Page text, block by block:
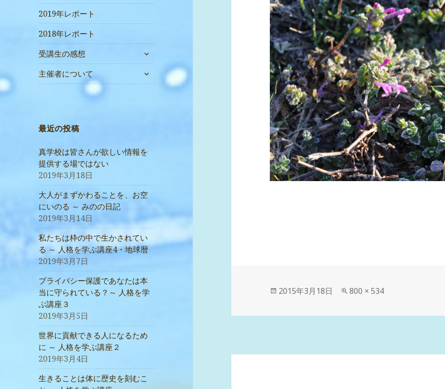
2019年レポート
2018年レポート
受講生の感想
サ
ブ
メ
ニ
主催者について
サ
ブ
展
最近の投稿
真学校は皆さんが欲しい情報を
提供する場ではない
2019年3月18日
大人がまずかわることを、お空
にいのる ～ みのの日記
2019年3月14日
私たちは枠の中で生かされてい
る ～ 人格を学ぶ講座4・地球暦
2019年3月7日
プライバシー保護であなたは本
当に守られている？～ 人格を学
ぶ講座３
2019年3月5日
世界に貢献できる人になるため
に ～ 人格を学ぶ講座２
2019年3月4日
生きることは体に歴史を刻むこ
投
日:
2015年3月18日
フ
サ
800 × 534